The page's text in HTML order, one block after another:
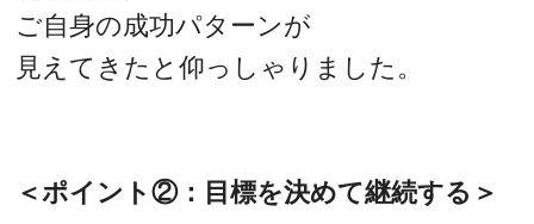
ご自身の成功パターンが
見えてきたと仰っしゃりました。
＜ポイント②：目標を決めて継続する＞